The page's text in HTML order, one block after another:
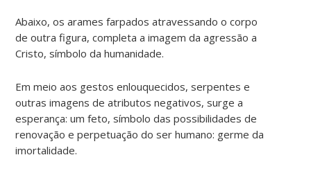
Abaixo, os arames farpados atravessando o corpo
de outra figura, completa a imagem da agressão a
Cristo, símbolo da humanidade.
Em meio aos gestos enlouquecidos, serpentes e
outras imagens de atributos negativos, surge a
esperança: um feto, símbolo das possibilidades de
renovação e perpetuação do ser humano: germe da
imortalidade.